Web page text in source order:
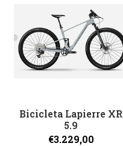
Bicicleta Lapierre XR
5.9
€3.229,00